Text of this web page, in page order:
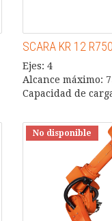
SCARA KR 12
Ejes: 4
Alcance máximo:
Capacidad de
No disponible